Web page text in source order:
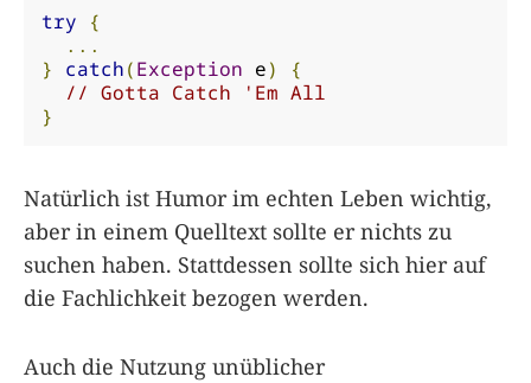
try {
...
} catch(Exception e)
{
// Gotta Catch 'Em All
}
Natürlich ist Humor im echten Leben wichtig,
aber in einem Quelltext sollte er nichts zu
suchen haben. Stattdessen sollte sich hier auf
die Fachlichkeit bezogen werden.
Auch die Nutzung unüblicher